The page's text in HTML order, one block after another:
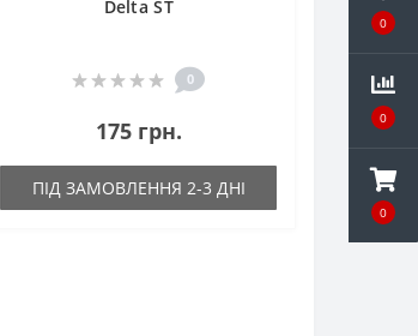
0
0
0
Delta ST
0
175 грн.
ПІД ЗАМОВЛЕННЯ 2-3 ДНІ